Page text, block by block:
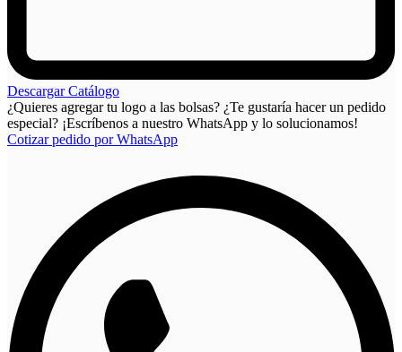
Descargar Catálogo
¿Quieres agregar tu logo a las bolsas? ¿Te gustaría hacer un pedido
especial? ¡Escríbenos a nuestro WhatsApp y lo solucionamos!
Cotizar pedido por WhatsApp